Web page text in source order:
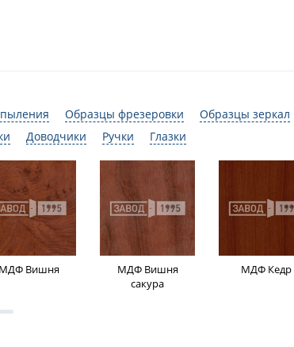
Образцы фрезеровки Образцы зеркал
Доводчики Ручки Глазки
МДФ Вишня
МДФ Вишня
сакура
МДФ Кедр